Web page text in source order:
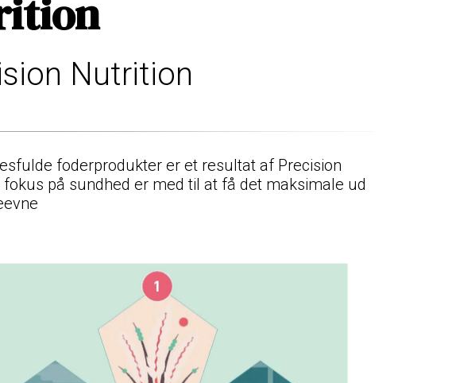
Nutrition
foderprodukter er et resultat af Precision
på sundhed er med til at få det maksimale ud